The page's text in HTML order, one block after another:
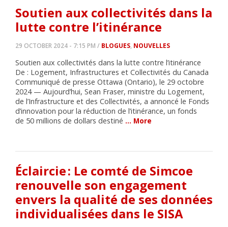
Soutien aux collectivités dans la
lutte contre l’itinérance
29 OCTOBER 2024 - 7:15 PM / BLOGUES, NOUVELLES
Soutien aux collectivités dans la lutte contre l’itinérance
De : Logement, Infrastructures et Collectivités du Canada
Communiqué de presse Ottawa (Ontario), le 29 octobre
2024 — Aujourd’hui, Sean Fraser, ministre du Logement,
de l’Infrastructure et des Collectivités, a annoncé le Fonds
d’innovation pour la réduction de l’itinérance, un fonds
de 50 millions de dollars destiné … More
Éclaircie : Le comté de Simcoe
renouvelle son engagement
envers la qualité de ses données
individualisées dans le SISA